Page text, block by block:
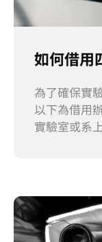
如何借用
為了確保實
以下為借用
實驗室或系